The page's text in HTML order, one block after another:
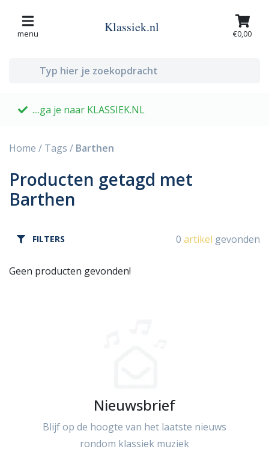
menu Klassiek.nl €0,00
....ga je naar KLASSIEK.NL
Home / Tags / Barthen
Producten getagd met
Barthen
FILTERS 0 artikel gevonden
Geen producten gevonden!
Nieuwsbrief
Blijf op de hoogte van het laatste nieuws
rondom klassiek muziek